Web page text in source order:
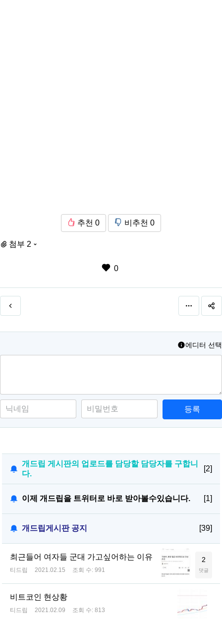
추천 0 비추천 0
첨부 2
0
에디터 선택
등록
개드립 게시판의 업로드를 담당할 담당자를 구합니
다.
[2]
이제 개드립을 트위터로 바로 받아볼수있습니다. [1]
개드립게시판 공지 [39]
최근들어 여자들 군대 가고싶어하는 이유
티드립 2021.02.15 조회 수: 991
2
댓글
비트코인 현상황
티드립 2021.02.09 조회 수: 813